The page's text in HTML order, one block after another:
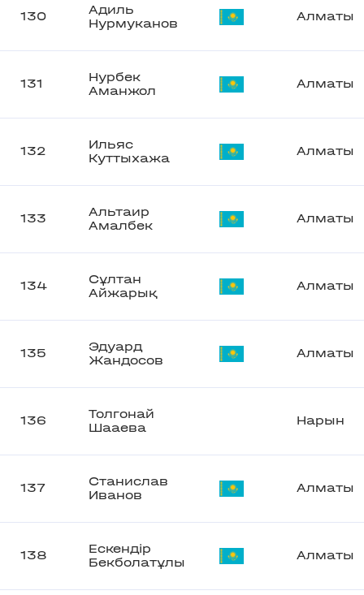
130
Адиль
Нурмуканов
Алматы
131
Нурбек
Аманжол
Алматы
132
Ильяс
Куттыхажа
Алматы
133
Альтаир
Амалбек
Алматы
134
Сұлтан
Айжарық
Алматы
135
Эдуард
Жандосов
Алматы
136
Толгонай
Шааева
Нарын
137
Станислав
Иванов
Алматы
138
Ескендір
Бекболатұлы
Алматы